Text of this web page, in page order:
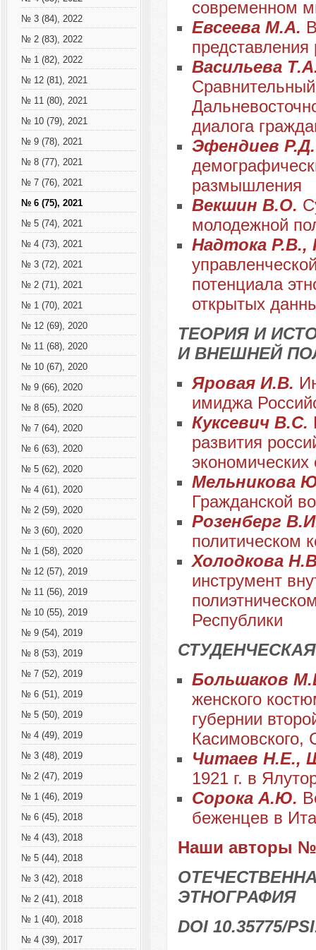
№ 3 (84), 2022
№ 2 (83), 2022
№ 1 (82), 2022
№ 12 (81), 2021
№ 11 (80), 2021
№ 10 (79), 2021
№ 9 (78), 2021
№ 8 (77), 2021
№ 7 (76), 2021
№ 6 (75), 2021
№ 5 (74), 2021
№ 4 (73), 2021
№ 3 (72), 2021
№ 2 (71), 2021
№ 1 (70), 2021
№ 12 (69), 2020
№ 11 (68), 2020
№ 10 (67), 2020
№ 9 (66), 2020
№ 8 (65), 2020
№ 7 (64), 2020
№ 6 (63), 2020
№ 5 (62), 2020
№ 4 (61), 2020
№ 2 (59), 2020
№ 3 (60), 2020
№ 1 (58), 2020
№ 12 (57), 2019
№ 11 (56), 2019
№ 10 (55), 2019
№ 9 (54), 2019
№ 8 (53), 2019
№ 7 (52), 2019
№ 6 (51), 2019
№ 5 (50), 2019
№ 4 (49), 2019
№ 3 (48), 2019
№ 2 (47), 2019
№ 1 (46), 2019
№ 6 (45), 2018
№ 4 (43), 2018
№ 5 (44), 2018
№ 3 (42), 2018
№ 2 (41), 2018
№ 1 (40), 2018
№ 4 (39), 2017
современном
Евсеева М.А.
представления
Васильева
диалога
Эфендиев
размышления
Векшин В.О.
молодежной
Надтока Р.В.,
потенциала
открытых
ТЕОРИЯ И
И ВНЕШНЕЙ
Яровая И.В.
имиджа
Куксевич В.С.
развития
экономических
Мельникова
Гражданской
Розенберг
политическом
Холодкова
инструмент
Республики
Большаков
женского
губернии
Касимовского,
Читаев Н.Е.,
1921 г. в
Сорока А.Ю.
беженцев в
Наши авторы №
ЭТНОГРАФИЯ
DOI 10.35775/